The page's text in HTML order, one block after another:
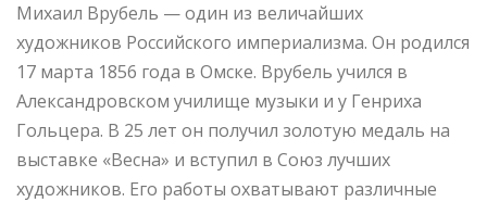
Михаил Врубель — один из величайших
художников Российского империализма. Он родился
17 марта 1856 года в Омске. Врубель учился в
Александровском училище музыки и у Генриха
Гольцера. В 25 лет он получил золотую медаль на
выставке «Весна» и вступил в Союз лучших
художников. Его работы охватывают различные